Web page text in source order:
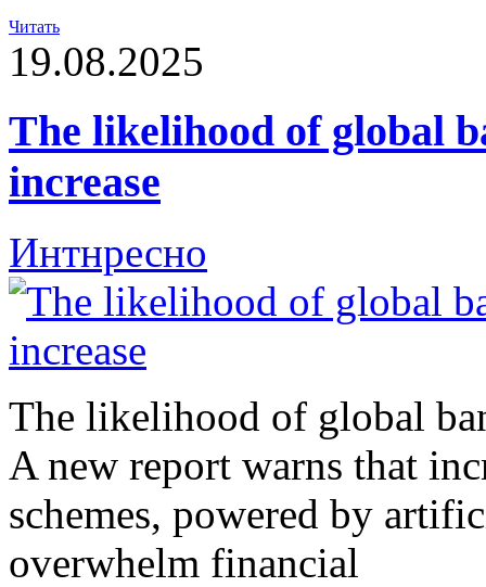
Читать
19.08.2025
The likelihood of global
increase
Интнресно
The likelihood of global
A new report warns that
schemes, powered by
overwhelm financial